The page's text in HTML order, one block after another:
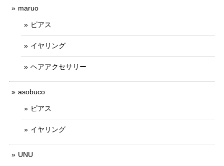
maruo
ピアス
イヤリング
ヘアアクセサリー
asobuco
ピアス
イヤリング
UNU